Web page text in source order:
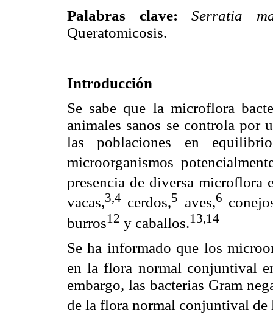
Palabras clave:
Serratia
Queratomicosis.
Introducción
Se sabe que la microflora
animales sanos se controla por
las poblaciones en
microorganismos
presencia de diversa microflora
vacas,3,4 cerdos,5 aves,6
burros12 y caballos.13,14
Se ha informado que los
en la flora normal conjuntival
embargo, las bacterias Gram
de la flora normal conjuntival de